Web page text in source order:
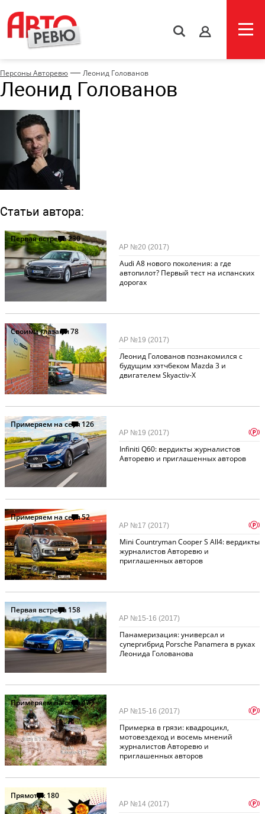
s
Персоны Авторевю — Леонид Голованов
Леонид Голованов
Статьи автора:
Первая встреча230
Audi A8 нового поколения: а где
автопилот? Первый тест на испанских
дорогах
АР №20 (2017)
Своими глазами78
Леонид Голованов познакомился с
будущим хэтчбеком Mazda 3 и
двигателем Skyactiv-X
АР №19 (2017)
Примеряем на себя126
Infiniti Q60: вердикты журналистов
Авторевю и приглашенных авторов
АР №19 (2017) p
Примеряем на себя52
Mini Countryman Cooper S All4: вердикты
журналистов Авторевю и
приглашенных авторов
АР №17 (2017) p
Первая встреча 158
Панамеризация: универсал и
супергибрид Porsche Panamera в руках
Леонида Голованова
АР №15-16 (2017)
Примеряем на себя47
Примерка в грязи: квадроцикл,
мотовездеход и восемь мнений
журналистов Авторевю и
приглашенных авторов
АР №15-16 (2017) p
Прямоток180
АР №14 (2017) p